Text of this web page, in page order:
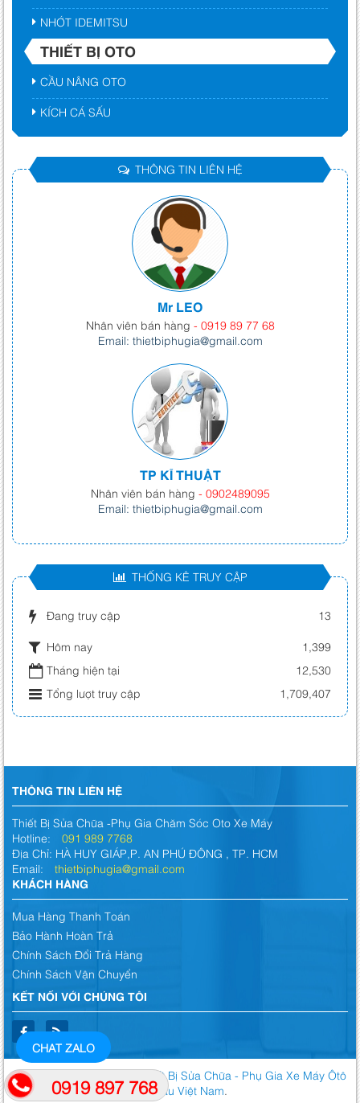
NHỚT IDEMITSU
THIẾT BỊ OTO
CẦU NÂNG OTO
KÍCH CÁ SẤU
THÔNG TIN LIÊN HỆ
Mr LEO
Nhân viên bán hàng - 0919 89 77 68
Email: thietbiphugia@gmail.com
TP KĨ THUẬT
Nhân viên bán hàng - 0902489095
Email: thietbiphugia@gmail.com
THỐNG KÊ TRUY CẬP
Đang truy cập 13
Hôm nay
1,399
Tháng hiện tại
12,530
Tổng lượt truy cập
1,709,407
THÔNG TIN LIÊN HỆ
Thiết Bị Sửa Chữa -Phụ Gia Chăm Sóc Oto Xe Máy
Hotline: 091 989 7768
Địa Chỉ: HÀ HUY GIÁP,P. AN PHÚ ĐÔNG , TP. HCM
Email: thietbiphugia@gmail.com
KHÁCH HÀNG
Mua Hàng Thanh Toán
Bảo Hành Hoàn Trả
Chính Sách Đổi Trả Hàng
Chính Sách Vận Chuyển
KẾT NỐI VỚI CHÚNG TÔI
© Bản quyền thuộc vềThiết Bị Sửa Chữa - Phụ Gia Xe Máy Ôtô
Hàng Đầu Việt Nam
CHAT ZALO
0919 897 768